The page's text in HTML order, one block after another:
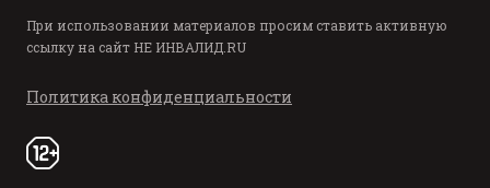
При использовании материалов просим ставить активную
ссылку на сайт НЕ ИНВАЛИД.RU
Политика конфиденциальности